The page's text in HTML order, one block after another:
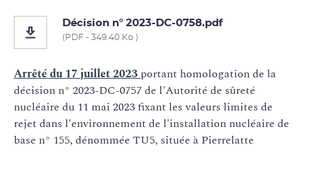
Décision n° 2023-DC-0758.pdf
(PDF - 349.40 Ko )
Arrêté du 17 juillet 2023portant homologation de la
décision n° 2023-DC-0757 de l'Autorité de sûreté
nucléaire du 11 mai 2023 fixant les valeurs limites de
rejet dans l'environnement de l'installation nucléaire de
base n° 155, dénommée TU5, située à Pierrelatte